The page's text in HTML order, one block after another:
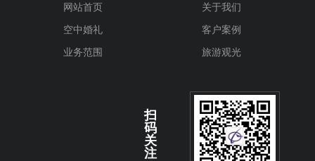
网站首页
关于我们
空中婚礼
客户案例
业务范围
旅游观光
扫
码
关
注